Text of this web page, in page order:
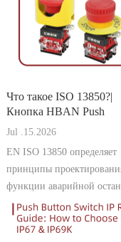
Что такое ISO 13850?|
Кнопка HBAN Push
Jul .15.2026
EN ISO 13850 определяет
принципы
функции аварийной
для оборудования,
эксплуатирующегося в